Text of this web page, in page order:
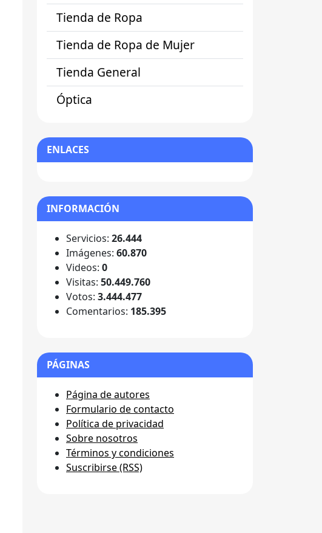
Tienda de Ropa
Tienda de Ropa de Mujer
Tienda General
Óptica
ENLACES
INFORMACIÓN
Servicios: 26.444
Imágenes: 60.870
Videos: 0
Visitas: 50.449.760
Votos: 3.444.477
Comentarios: 185.395
PÁGINAS
Página de autores
Formulario de contacto
Política de privacidad
Sobre nosotros
Términos y condiciones
Suscribirse (RSS)